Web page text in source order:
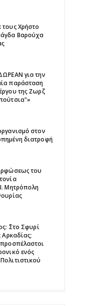
Χρήστο
Βαρούχα
για την
παράσταση
της Ζωρζ
στον
διατροφή
του
Μητρόπολη
΄΄Στο Σφυρί
Αρκαδίας;
ενός